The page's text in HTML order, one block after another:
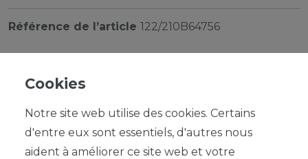
Référence de l’article 122/210B64756
UVP 1,09 €
1,00 EUR
Cookies
Notre site web utilise des cookies. Certains
d'entre eux sont essentiels, d'autres nous
aident à améliorer ce site web et votre